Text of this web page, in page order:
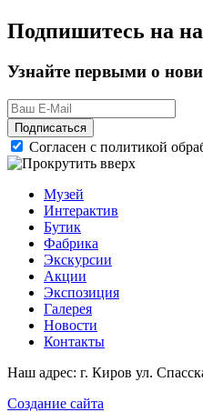
Подпишитесь на
Узнайте первыми о
Подписаться
Согласен с политикой
Музей
Интерактив
Бутик
Фабрика
Экскурсии
Акции
Экспозиция
Галерея
Новости
Контакты
Наш адрес: г. Киров ул.
Создание сайта